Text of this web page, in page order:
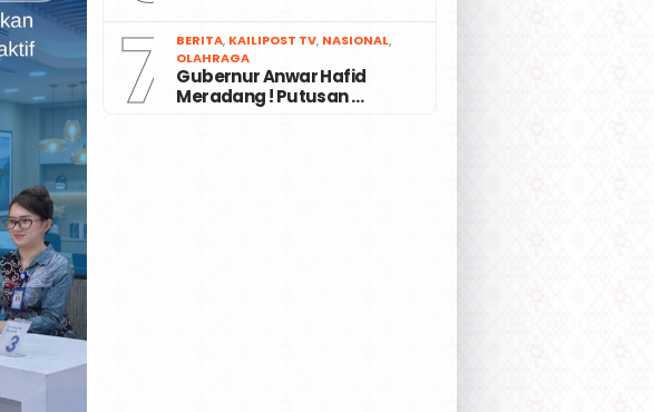
7 BERITA, KAILIPOST TV, NASIONAL,
OLAHRAGA
Gubernur Anwar Hafid
Meradang ! Putusan …